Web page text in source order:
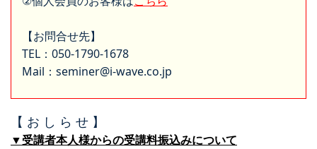
【お問合せ先】
TEL：050-1790-1678
Mail：seminer@i-wave.co.jp
【 お し ら せ 】
▼受講者本人様からの受講料振込みについて